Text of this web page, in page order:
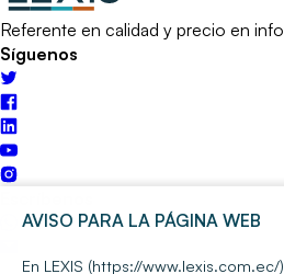
AVISO PARA LA PÁGINA WEB
En LEXIS (https://
Referente en calidad y precio en
Síguenos